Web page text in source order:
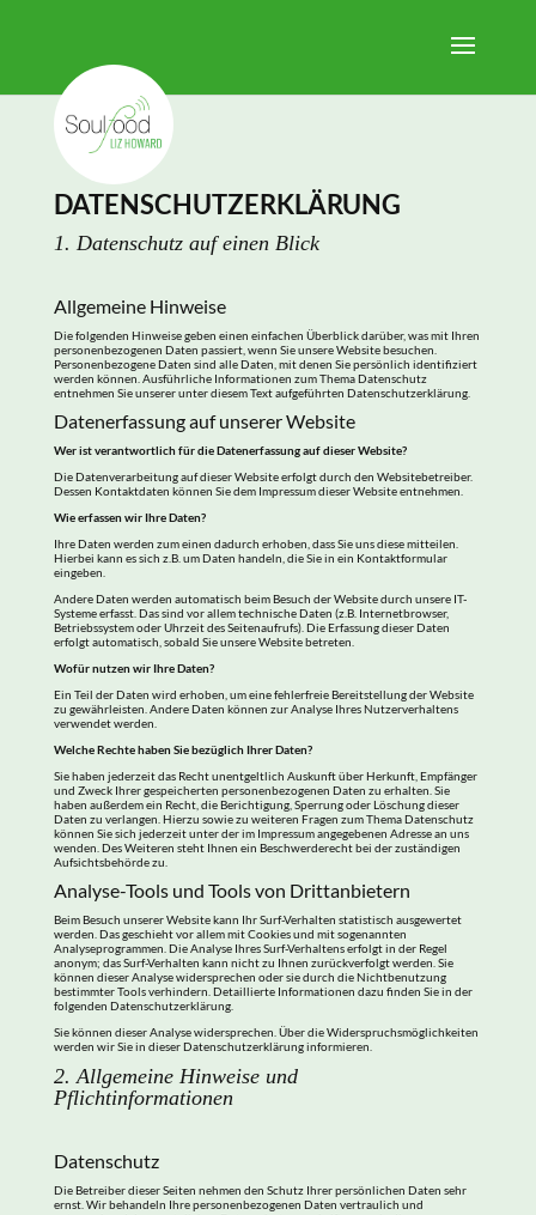
DATENSCHUTZERKLÄRUNG
1. Datenschutz auf einen Blick
Allgemeine Hinweise
Die folgenden Hinweise geben einen einfachen Überblick darüber, was mit Ihren
personenbezogenen Daten passiert, wenn Sie unsere Website besuchen.
Personenbezogene Daten sind alle Daten, mit denen Sie persönlich identifiziert
werden können. Ausführliche Informationen zum Thema Datenschutz
entnehmen Sie unserer unter diesem Text aufgeführten Datenschutzerklärung.
Datenerfassung auf unserer Website
Wer ist verantwortlich für die Datenerfassung auf dieser Website?
Die Datenverarbeitung auf dieser Website erfolgt durch den Websitebetreiber.
Dessen Kontaktdaten können Sie dem Impressum dieser Website entnehmen.
Wie erfassen wir Ihre Daten?
Ihre Daten werden zum einen dadurch erhoben, dass Sie uns diese mitteilen.
Hierbei kann es sich z.B. um Daten handeln, die Sie in ein Kontaktformular
eingeben.
Andere Daten werden automatisch beim Besuch der Website durch unsere IT-
Systeme erfasst. Das sind vor allem technische Daten (z.B. Internetbrowser,
Betriebssystem oder Uhrzeit des Seitenaufrufs). Die Erfassung dieser Daten
erfolgt automatisch, sobald Sie unsere Website betreten.
Wofür nutzen wir Ihre Daten?
Ein Teil der Daten wird erhoben, um eine fehlerfreie Bereitstellung der Website
zu gewährleisten. Andere Daten können zur Analyse Ihres Nutzerverhaltens
verwendet werden.
Welche Rechte haben Sie bezüglich Ihrer Daten?
Sie haben jederzeit das Recht unentgeltlich Auskunft über Herkunft, Empfänger
und Zweck Ihrer gespeicherten personenbezogenen Daten zu erhalten. Sie
haben außerdem ein Recht, die Berichtigung, Sperrung oder Löschung dieser
Daten zu verlangen. Hierzu sowie zu weiteren Fragen zum Thema Datenschutz
können Sie sich jederzeit unter der im Impressum angegebenen Adresse an uns
wenden. Des Weiteren steht Ihnen ein Beschwerderecht bei der zuständigen
Aufsichtsbehörde zu.
Analyse-Tools und Tools von Drittanbietern
Beim Besuch unserer Website kann Ihr Surf-Verhalten statistisch ausgewertet
werden. Das geschieht vor allem mit Cookies und mit sogenannten
Analyseprogrammen. Die Analyse Ihres Surf-Verhaltens erfolgt in der Regel
anonym; das Surf-Verhalten kann nicht zu Ihnen zurückverfolgt werden. Sie
können dieser Analyse widersprechen oder sie durch die Nichtbenutzung
bestimmter Tools verhindern. Detaillierte Informationen dazu finden Sie in der
folgenden Datenschutzerklärung.
Sie können dieser Analyse widersprechen. Über die Widerspruchsmöglichkeiten
werden wir Sie in dieser Datenschutzerklärung informieren.
2. Allgemeine Hinweise und
Pflichtinformationen
Datenschutz
Die Betreiber dieser Seiten nehmen den Schutz Ihrer persönlichen Daten sehr
ernst. Wir behandeln Ihre personenbezogenen Daten vertraulich und